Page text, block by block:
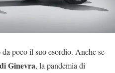
poco il suo esordio. Anche se
Ginevra, la pandemia di